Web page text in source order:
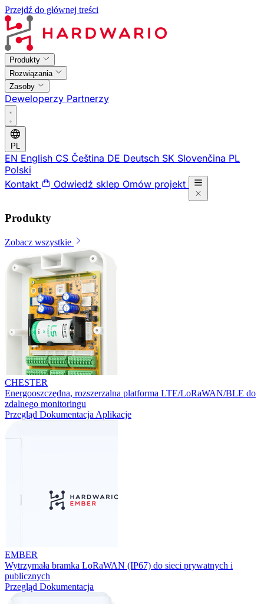
Przejdź do głównej treści
Produkty
Rozwiązania
Zasoby
Deweloperzy Partnerzy
PL
EN English CS Čeština DE Deutsch SK Slovenčina PL
Polski
Kontakt
Odwiedź sklep Omów projekt
Produkty
Zobacz wszystkie
CHESTER
Energooszczędna, rozszerzalna platforma LTE/LoRaWAN/BLE do
zdalnego monitoringu
Przegląd Dokumentacja Aplikacje
EMBER
Wytrzymała bramka LoRaWAN (IP67) do sieci prywatnych i
publicznych
Przegląd Dokumentacja